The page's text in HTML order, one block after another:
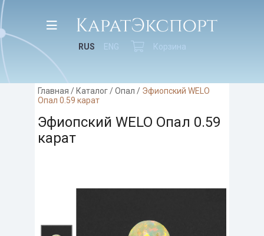
RUS ENG Корзина
Главная /Каталог/Опал / Эфиопский WELO
Опал 0.59 карат
Эфиопский WELO Опал 0.59
карат